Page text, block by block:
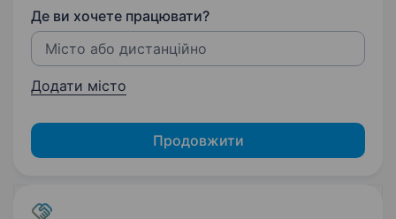
Де ви хочете працювати?
Додати місто
Продовжити